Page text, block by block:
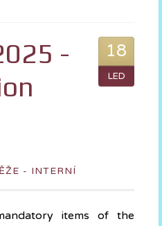
18
LED
-
- INTERNÍ
items of the